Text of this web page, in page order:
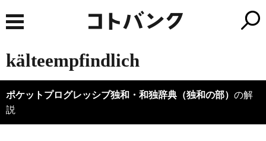
kälteempfindlich
ポケットプログレッシブ独和・和独辞典（独和の部） の解
説